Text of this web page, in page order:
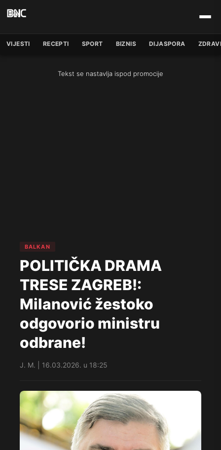
VIJESTI RECEPTI SPORT BIZNIS DIJASPORA
Tekst se nastavlja ispod promocije
BALKAN
POLITIČKA DRAMA
TRESE ZAGREB!:
Milanović žestoko
odgovorio ministru
odbrane!
J. M. | 16.03.2026. u 18:25